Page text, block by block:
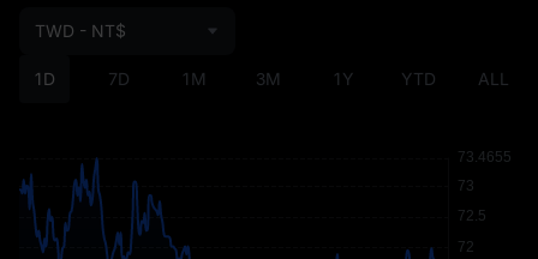
1D 7D 1M 3M 1Y YTD ALL
TWD - NT$